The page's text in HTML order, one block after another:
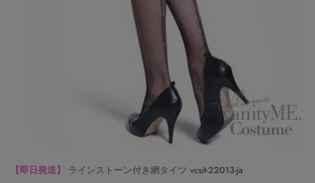
【即日発送】 ラインストーン付き網タイツ vcsit-22013-ja